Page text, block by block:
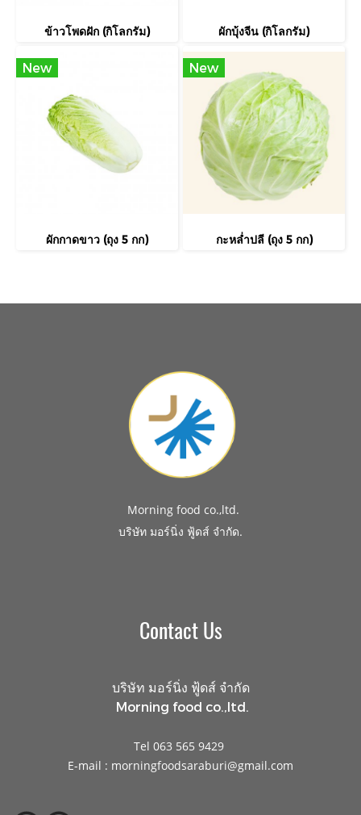
ข้าวโพดฝัก (กิโลกรัม) ผักบุ้งจีน (กิโลกรัม)
New
ผักกาดขาว (ถุง 5 กก)
New
กะหล่ำปลี (ถุง 5 กก)
Morning food co.,ltd.
บริษัท มอร์นิ่ง ฟู้ดส์ จำกัด.
Contact Us
บริษัท มอร์นิ่ง ฟู้ดส์ จำกัด
Morning food co.,ltd.
Tel 063 565 9429
E-mail : morningfoodsaraburi@gmail.com